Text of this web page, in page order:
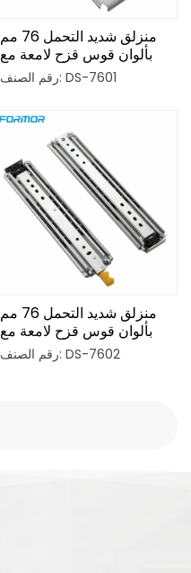
منزلق شديد التحمل 76 مم
بألوان قوس قزح لامعة مع
قفل
رقم الصنف: DS-7601
منزلق شديد التحمل 76 مم
بألوان قوس قزح لامعة مع
قفل
رقم الصنف: DS-7602